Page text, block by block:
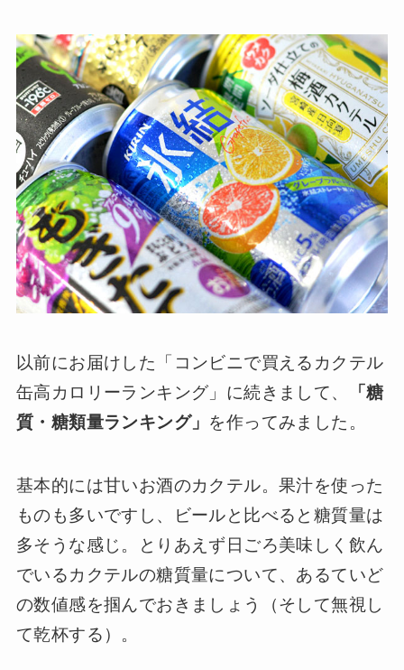
以前にお届けした「コンビニで買えるカクテル
缶高カロリーランキング」に続きまして、
「糖
質・糖類量ランキング」 を作ってみました。
基本的には甘いお酒のカクテル。果汁を使った
ものも多いですし、ビールと比べると糖質量は
多そうな感じ。とりあえず日ごろ美味しく飲ん
でいるカクテルの糖質量について、あるていど
の数値感を掴んでおきましょう（そして無視し
て乾杯する）。